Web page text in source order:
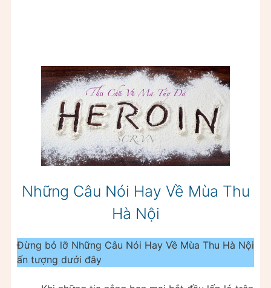
Những Câu Nói Hay Về Mùa Thu
Hà Nội
Đừng bỏ lỡ Những Câu Nói Hay Về Mùa Thu Hà Nội
ấn tượng dưới đây